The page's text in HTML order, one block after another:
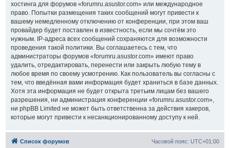
хостинга для форумов «forumru.asustor.com» или международное
право. Попытки размещения таких сообщений могут привести к
вашему немедленному отключению от конференции, при этом ваш
провайдер будет поставлен в известность, если мы сочтём это
нужным. IP-адреса всех сообщений сохраняются для возможности
проведения такой политики. Вы соглашаетесь с тем, что
администраторы форумов «forumru.asustor.com» имеют право
удалить, отредактировать, перенести или закрыть любую тему в
любое время по своему усмотрению. Как пользователь вы согласны с
тем, что введённая вами информация будет храниться в базе данных.
Хотя эта информация не будет открыта третьим лицам без вашего
разрешения, ни администрация конференции «forumru.asustor.com»,
ни phpBB Limited не может быть ответственна за действия хакеров,
которые могут привести к несанкционированному доступу к ней.
Список форумов Часовой пояс: UTC+01:00